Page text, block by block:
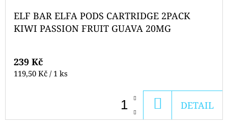
ELF BAR ELFA PODS CARTRIDGE 2PACK
KIWI PASSION FRUIT GUAVA 20MG
239 Kč
Měrná
119,50 Kč / 1 ks
KOŠÍKU
DETAIL